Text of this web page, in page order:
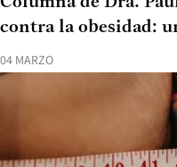
04 MARZO
contra la obesidad: